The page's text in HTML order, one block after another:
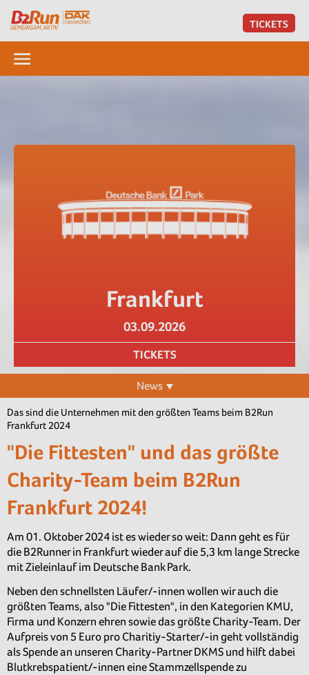
TICKETS
Frankfurt
03.09.2026
TICKETS
News
Das sind die Unternehmen mit den größten Teams beim B2Run
Frankfurt 2024
"Die Fittesten" und das größte
Charity-Team beim B2Run
Frankfurt 2024!
Am 01. Oktober 2024 ist es wieder so weit: Dann geht es für
die B2Runner in Frankfurt wieder auf die 5,3 km lange Strecke
mit Zieleinlauf im Deutsche Bank Park.
Neben den schnellsten Läufer/-innen wollen wir auch die
größten Teams, also "Die Fittesten", in den Kategorien KMU,
Firma und Konzern ehren sowie das größte Charity-Team. Der
Aufpreis von 5 Euro pro Charitiy-Starter/-in geht vollständig
als Spende an unseren Charity-Partner DKMS und hilft dabei
Blutkrebspatient/-innen eine Stammzellspende zu